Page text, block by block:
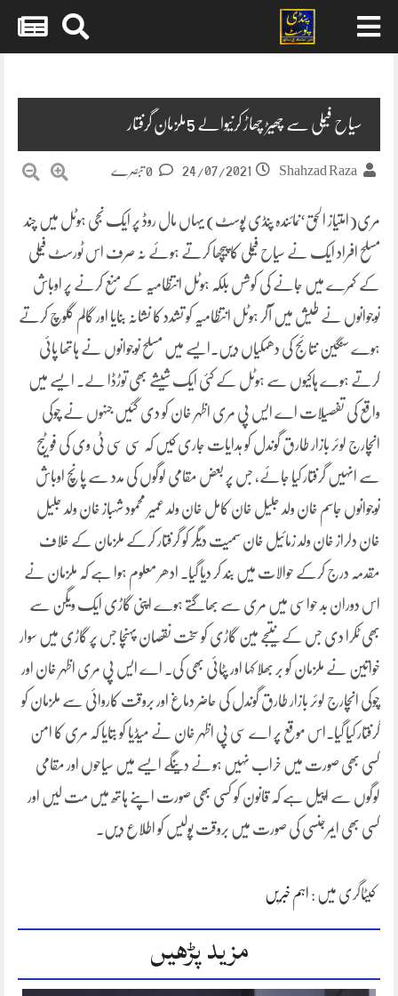
سیاح فیملی سے چھیڑ چھاڑ کرنیوالے 5ملزمان گرفتار
Shahzad Raza
24/07/2021
مری(امتیاز الحق‘نمائندہ پنڈی پوسٹ) یہاں مال روڈ پر ایک نجی ہوٹل میں چند
مسلح افراد ایک نے سیاح فیملی کا پیچھا کرتے ہوئے نہ صرف اس ٹورسٹ فیملی
کے کمرے میں جانے کی کوشس بلکہ ہوٹل انتظامیہ کے منع کرنے پر اوباش
نوجوانوں نے طیش میں آکر ہوٹل انتظامیہ کو تشدد کا نشانہ بنایا اور گالم گلوچ کرتے
ہوے سنگین نتائج کی دھمکیاں دیں۔ایسے میں مسلح نوجوانوں نے ہاتھا پائی
کرتے ہوے ہاکیوں سے ہوٹل کے کئی ایک شیشے بھی توڑڈا لے۔ ایسے میں
واقع کی تفصیلات اے ایس پی مری اظہر خان کو دی گئیں جنہوں نے چوکی
انچارج لوئر بازار طارق گوندل کو ہدایات جاری کیں کہ سی سی ٹی وی کی فوٹیج
سے انہیں گرفتار کیا جائے، جس پر بعض مقامی لوگوں کی مدد سے پانچ اوباش
نوجوانوں جاسم خان ولد جلیل خان کامل خان ولد عمیر محمود شہباز خان ولد جلیل
خان دلراز خان ولد زمائیل خان سمیت دیگر کو گرفتار کرکے ملزمان کے خلاف
مقدمہ درج کرکے حوالات میں بند کر دیا گیا۔ ادھر معلوم ہوا ہے کہ ملزمان نے
اس دوران بد حواسی میں مری سے بھاگتے ہوے اپنی گاڑی ایک ویگن سے
بھی ٹکرا دی جس کے نتیجے مین گاڑی کو سخت نقصان پہنچا جس پر گاڑی میں سوار
خواتین نے ملزمان کو بر بھلا کہا اور پٹائی بھی کی۔ اے ایس پی مری اظہر خان اور
چوکی انچارج لوئر بازار طارق گوندل کی حاضر دماغ اور بروقت کاروائی سے ملزمان کو
گرفتار کیا گیا۔اس موقع پر اے سی پی اظہر خان نے میڈیا کو بتایا کہ مری کا امن
کسی بھی صورت میں خراب نہیں ہونے دینگے ایسے میں سیاحوں اور مقامی
لوگوں سے اپیل ہے کہ قانون کو کسی بھی صورت اپنے ہاتھ میں مت لیں اور
کسی بھی ایمرجنسی کی صورت میں بروقت پولیس کو اطلاع دیں۔
کیٹاگری میں : اہم خبریں
مزید پڑھیں